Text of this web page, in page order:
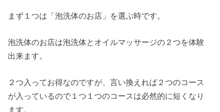
まず１つは「泡洗体のお店」を選ぶ時です。
泡洗体のお店は泡洗体とオイルマッサージの２つを体験
出来ます。
２つ入ってお得なのですが、言い換えれば２つのコース
が入っているので１つ１つのコースは必然的に短くなり
ます。